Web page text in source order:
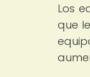
Los
que